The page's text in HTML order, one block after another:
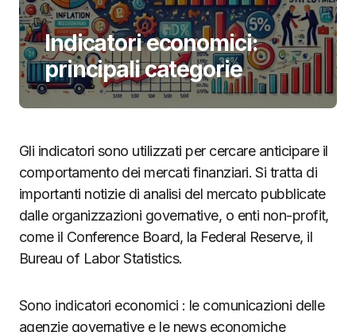
Indicatori economici:
principali categorie
Gli indicatori sono utilizzati per cercare anticipare il
comportamento dei mercati finanziari. Si tratta di
importanti notizie di analisi del mercato pubblicate
dalle organizzazioni governative, o enti non-profit,
come il Conference Board, la Federal Reserve, il
Bureau of Labor Statistics.
Sono indicatori economici : le comunicazioni delle
agenzie governative e le news economiche